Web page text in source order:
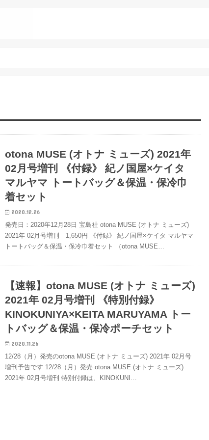
otona MUSE (オトナ ミューズ) 2021年
02月号増刊 《付録》 紀ノ国屋×ケイタ
マルヤマ トートバッグ＆保温・保冷巾
着セット
2020.12.26
発売日：2020年12月28日 宝島社 otona MUSE (オトナ ミューズ)
2021年 02月号増刊 1,650円 《付録》 紀ノ国屋×ケイタ マルヤマ
トートバッグ＆保温・保冷巾着セット （otona MUSE…
【速報】otona MUSE (オトナ ミューズ)
2021年 02月号増刊 《特別付録》
KINOKUNIYA×KEITA MARUYAMA トー
トバッグ＆保温・保冷ポーチセット
2020.11.26
12/28（月）発売のotona MUSE (オトナ ミューズ) 2021年 02月号
増刊予告です 12/28（月）発売 otona MUSE (オトナ ミューズ)
2021年 02月号増刊 特別付録は、KINOKUNI…